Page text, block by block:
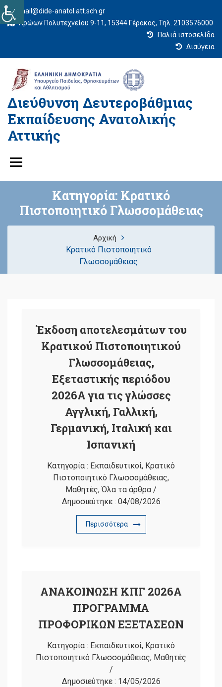
mail@dide-anatol.att.sch.gr
Ηρώων Πολυτεχνείου 9-11, 15344 Γέρακας, Τηλ. 2103576000
Παλιά ιστοσελίδα
Διαύγεια
Διεύθυνση Δευτεροβάθμιας
Εκπαίδευσης Ανατολικής
Αττικής
Κατηγορία: Κρατικό
Πιστοποιητικό Γλωσσομάθειας
Αρχική
Κρατικό Πιστοποιητικό
Γλωσσομάθειας
Έκδοση αποτελεσμάτων του
Κρατικού Πιστοποιητικού
Γλωσσομάθειας,
Εξεταστικής περιόδου
2026Α για τις γλώσσες
Αγγλική, Γαλλική,
Γερμανική, Ιταλική και
Ισπανική
Κατηγορία : Εκπαιδευτικοί, Κρατικό
Πιστοποιητικό Γλωσσομάθειας,
Μαθητές,Όλα τα άρθρα /
Δημοσιεύτηκε : 04/08/2026
Περισσότερα
ΑΝΑΚΟΙΝΩΣΗ ΚΠΓ 2026Α
ΠΡΟΓΡΑΜΜΑ
ΠΡΟΦΟΡΙΚΩΝ ΕΞΕΤΑΣΕΩΝ
Κατηγορία : Εκπαιδευτικοί, Κρατικό
Πιστοποιητικό Γλωσσομάθειας, Μαθητές
/
Δημοσιεύτηκε : 14/05/2026